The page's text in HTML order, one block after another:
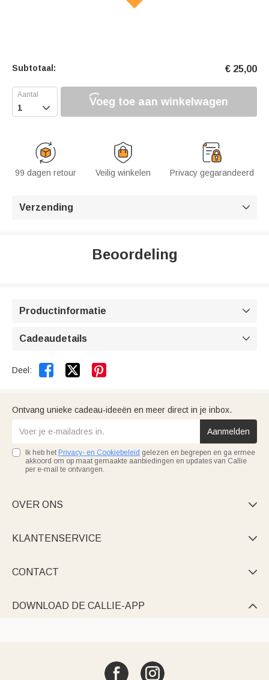
Subtotaal: € 25,00
 Voeg toe aan winkelwagen
99 dagen retour Veilig winkelen Privacy gegarandeerd
Verzending 
Beoordeling
Productinformatie 
Cadeaudetails 
Deel:  
Ontvang unieke cadeau-ideeën en meer direct in je inbox.
Aanmelden
Ik heb het Privacy- en Cookiebeleid gelezen en begrepen en ga ermee
akkoord om op maat gemaakte aanbiedingen en updates van Callie
per e-mail te ontvangen.
OVER ONS 
KLANTENSERVICE 
CONTACT 
DOWNLOAD DE CALLIE-APP 